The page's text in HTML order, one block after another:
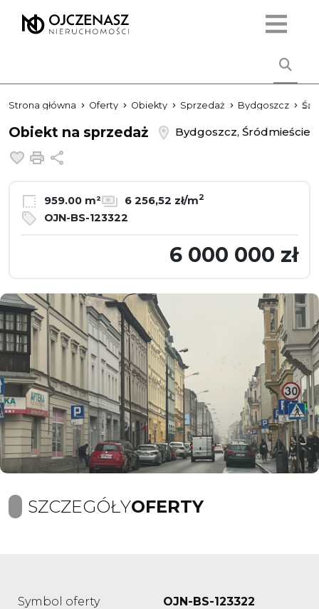
Strona główna Oferty Obiekty Sprzedaż Bydgoszcz
Obiekt na sprzedaż
Bydgoszcz, Śródmieście
Dodaj do ulubionych
Drukuj
959.00 m² 6 256,52 zł/m2
OJN-BS-123322
6 000 000 zł
SZCZEGÓŁYOFERTY
Symbol oferty
OJN-BS-123322